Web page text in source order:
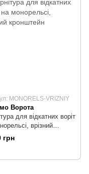
MONORELS-VRIZNIY
Ворота
для відкатних воріт
врізний
грн